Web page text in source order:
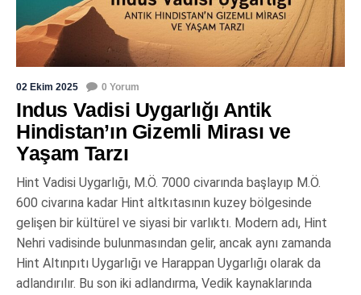
02 Ekim 2025 0 Yorum
Indus Vadisi Uygarlığı Antik
Hindistan’ın Gizemli Mirası ve
Yaşam Tarzı
Hint Vadisi Uygarlığı, M.Ö. 7000 civarında başlayıp M.Ö.
600 civarına kadar Hint altkıtasının kuzey bölgesinde
gelişen bir kültürel ve siyasi bir varlıktı. Modern adı, Hint
Nehri vadisinde bulunmasından gelir, ancak aynı zamanda
Hint Altınpıtı Uygarlığı ve Harappan Uygarlığı olarak da
adlandırılır. Bu son iki adlandırma, Vedik kaynaklarında